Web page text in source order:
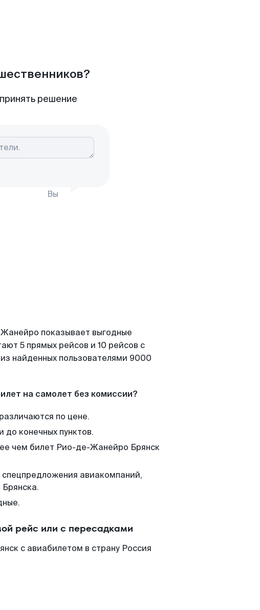
решение
Вы
показывает выгодные
5 прямых рейсов и 10 рейсов с
найденных пользователями 9000
на самолет без комиссии?
по цене.
конечных пунктов.
чем билет Рио-де-Жанейро Брянск
авиакомпаний,
рейс или с пересадками
с авиабилетом в страну Россия